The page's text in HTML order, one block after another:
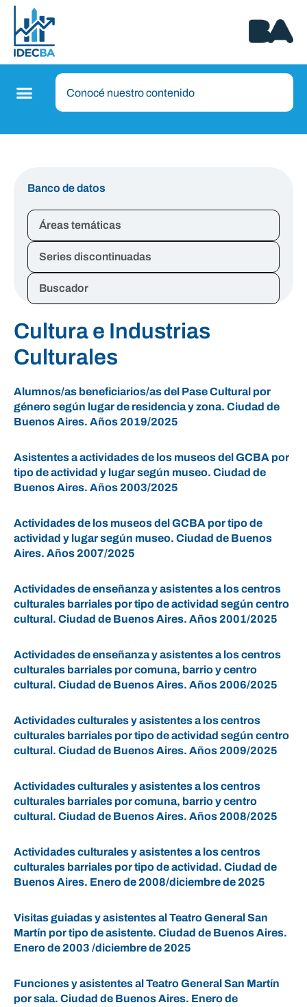
Banco de datos
Áreas temáticas
Series discontinuadas
Buscador
Cultura e Industrias
Culturales
Alumnos/as beneficiarios/as del Pase Cultural por
género según lugar de residencia y zona. Ciudad de
Buenos Aires. Años 2019/2025
Asistentes a actividades de los museos del GCBA por
tipo de actividad y lugar según museo. Ciudad de
Buenos Aires. Años 2003/2025
Actividades de los museos del GCBA por tipo de
actividad y lugar según museo. Ciudad de Buenos
Aires. Años 2007/2025
Actividades de enseñanza y asistentes a los centros
culturales barriales por tipo de actividad según centro
cultural. Ciudad de Buenos Aires. Años 2001/2025
Actividades de enseñanza y asistentes a los centros
culturales barriales por comuna, barrio y centro
cultural. Ciudad de Buenos Aires. Años 2006/2025
Actividades culturales y asistentes a los centros
culturales barriales por tipo de actividad según centro
cultural. Ciudad de Buenos Aires. Años 2009/2025
Actividades culturales y asistentes a los centros
culturales barriales por comuna, barrio y centro
cultural. Ciudad de Buenos Aires. Años 2008/2025
Actividades culturales y asistentes a los centros
culturales barriales por tipo de actividad. Ciudad de
Buenos Aires. Enero de 2008/diciembre de 2025
Visitas guiadas y asistentes al Teatro General San
Martín por tipo de asistente. Ciudad de Buenos Aires.
Enero de 2003 /diciembre de 2025
Funciones y asistentes al Teatro General San Martín
por sala. Ciudad de Buenos Aires. Enero de